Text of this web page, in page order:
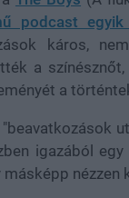
podcast egyik
káros,
a
a
igazából
nézzen